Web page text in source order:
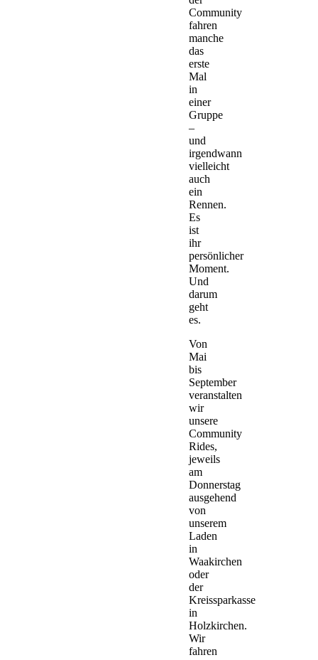
Community
fahren
manche
das
erste
Mal
in
einer
Gruppe
–
und
irgendwann
vielleicht
auch
ein
Rennen.
Es
ist
ihr
persönlicher
Moment.
Und
darum
geht
es.
Von
Mai
bis
September
veranstalten
wir
unsere
Community
Rides,
jeweils
am
Donnerstag
ausgehend
von
unserem
Laden
in
Waakirchen
oder
der
Kreissparkasse
in
Holzkirchen.
Wir
fahren